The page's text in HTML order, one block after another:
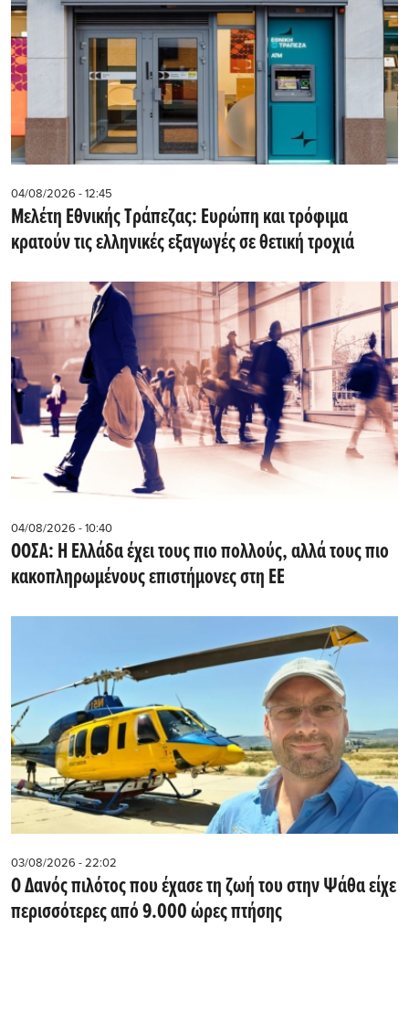
04/08/2026 - 12:45
Μελέτη Εθνικής Τράπεζας: Ευρώπη και τρόφιμα
κρατούν τις ελληνικές εξαγωγές σε θετική τροχιά
04/08/2026 - 10:40
ΟΟΣΑ: Η Ελλάδα έχει τους πιο πολλούς, αλλά τους πιο
κακοπληρωμένους επιστήμονες στη ΕΕ
03/08/2026 - 22:02
Ο Δανός πιλότος που έχασε τη ζωή του στην Ψάθα είχε
περισσότερες από 9.000 ώρες πτήσης